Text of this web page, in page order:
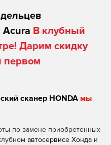
Acura В клубный
Дарим скидку
первом
сканер HONDA мы
по замене приобретенных
автосервисе Хонда и